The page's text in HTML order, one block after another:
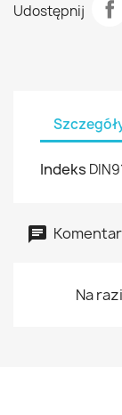
Udostępnij
Indeks
Na